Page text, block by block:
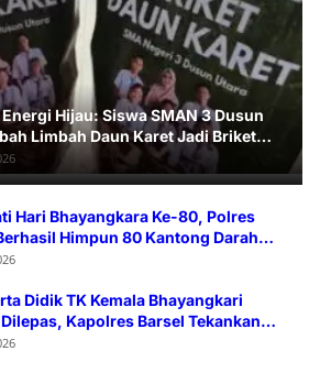
Hijau: Siswa SMAN 3 Dusun
Limbah Daun Karet Jadi Briket
Hari Bhayangkara Ke-80, Polres
Himpun 80 Kantong Darah
Donor Darah
Didik TK Kemala Bhayangkari
Kapolres Barsel Tekankan
Karakter